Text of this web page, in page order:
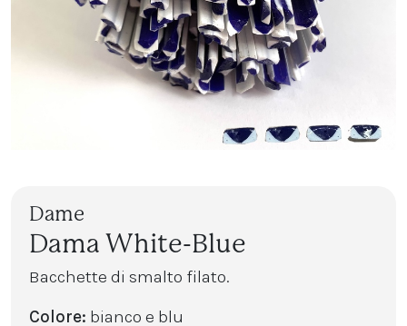
Dame
Dama White-Blue
Bacchette di smalto filato.
Colore: bianco e blu